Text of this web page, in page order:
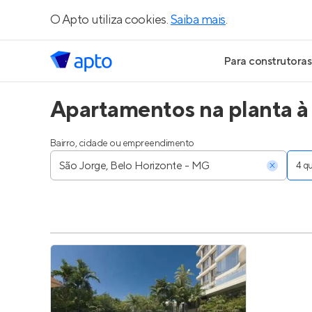
O Apto utiliza cookies.Saiba mais.
Para construtoras
Geração de
Geração de
Parcerias
Anunciar
Apartamentos na planta
Bairro, cidade ou empreendimento
4